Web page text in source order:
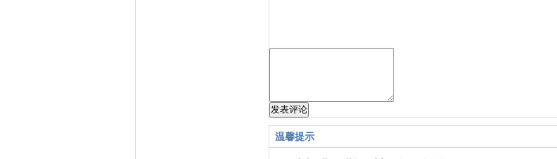
温馨提示